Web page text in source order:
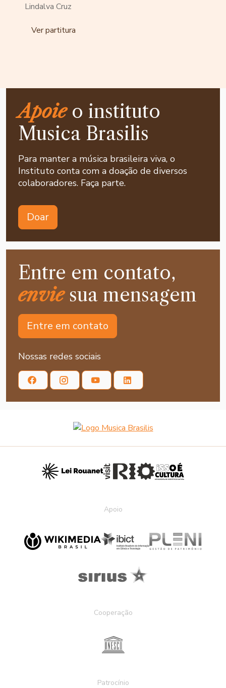
Lindalva Cruz
Ver partitura
Apoieo instituto
Musica Brasilis
Para manter a música brasileira viva, o
Instituto conta com a doação de diversos
colaboradores. Faça parte.
Doar
Entre em contato,
enviesua mensagem
Entre em contato
Nossas redes sociais
Apoio
Cooperação
Patrocínio